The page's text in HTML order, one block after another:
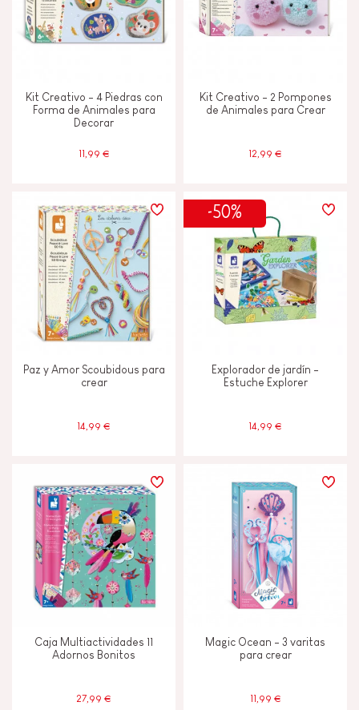
Descubrir y experimentar
Intercambiar y compartir
Manipular y manejar
CARACTERÍSTICAS
Luz
Pintura al agua
6 - 7 años
A partir de 8 años
Kit Creativo - 4 Piedras con
Forma de Animales para
Decorar
11,99 €
Kit Creativo - 2 Pompones
de Animales para Crear
12,99 €
Paz y Amor Scoubidous para
crear
14,99 €
-50%
Explorador de jardín -
Estuche Explorer
14,99 €
Caja Multiactividades 11
Adornos Bonitos
27,99 €
Magic Ocean - 3 varitas
para crear
11,99 €